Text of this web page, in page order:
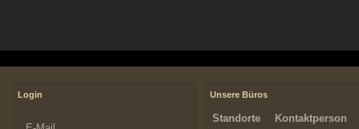
Login Unsere Büros
Standorte Kontaktperson